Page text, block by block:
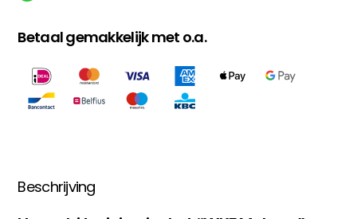
Betaal gemakkelijk met o.a.
Beschrijving